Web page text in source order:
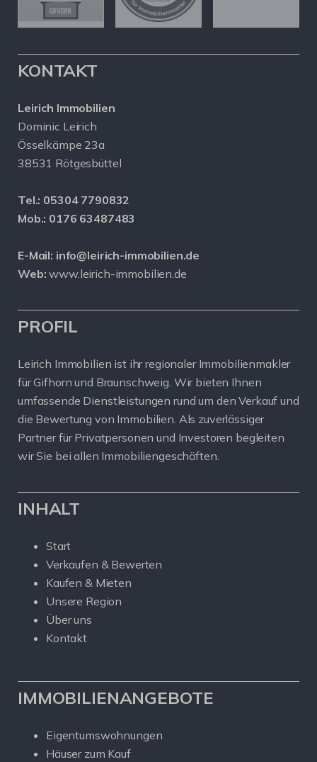
KONTAKT
Leirich Immobilien
Dominic Leirich
Össelkämpe 23a
38531 Rötgesbüttel
Tel.: 05304 7790832
Mob.: 0176 63487483
E-Mail: info@leirich-immobilien.de
Web: www.leirich-immobilien.de
PROFIL
Leirich Immobilien ist ihr regionaler Immobilienmakler
für Gifhorn und Braunschweig. Wir bieten Ihnen
umfassende Dienstleistungen rund um den Verkauf und
die Bewertung von Immobilien. Als zuverlässiger
Partner für Privatpersonen und Investoren begleiten
wir Sie bei allen Immobiliengeschäften.
INHALT
Start
Verkaufen & Bewerten
Kaufen & Mieten
Unsere Region
Über uns
Kontakt
IMMOBILIENANGEBOTE
Eigentumswohnungen
Häuser zum Kauf